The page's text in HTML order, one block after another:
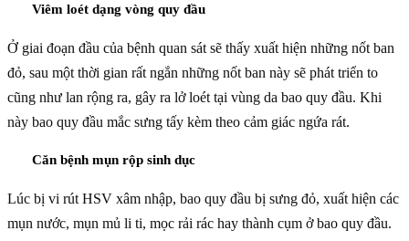
Viêm loét dạng vòng quy đầu
Ở giai đoạn đầu của bệnh quan sát sẽ thấy xuất hiện những nốt ban
đỏ, sau một thời gian rất ngắn những nốt ban này sẽ phát triển to
cũng như lan rộng ra, gây ra lở loét tại vùng da bao quy đầu. Khi
này bao quy đầu mắc sưng tấy kèm theo cảm giác ngứa rát.
Căn bệnh mụn rộp sinh dục
Lúc bị vi rút HSV xâm nhập, bao quy đầu bị sưng đỏ, xuất hiện các
mụn nước, mụn mủ li ti, mọc rải rác hay thành cụm ở bao quy đầu.